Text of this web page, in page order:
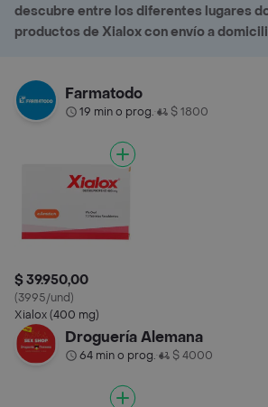
descubre entre los diferentes lugares
productos de Xialox con envío a
Farmatodo
19 min o prog.• $ 1800
$ 39.950,00
(3995/und)
Xialox (400 mg)
Droguería Alemana
64 min o prog.• $ 4000